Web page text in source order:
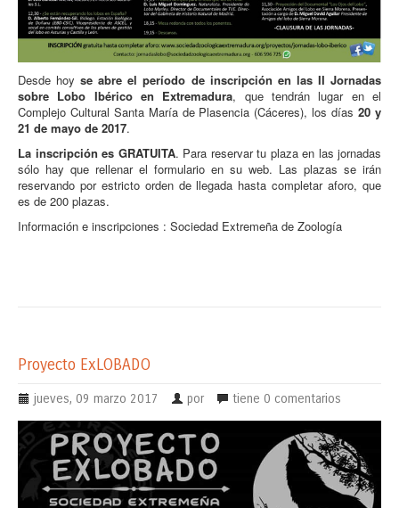
Desde hoyse abre el período de inscripción en las II Jornadas
sobre Lobo Ibérico en Extremadura, que tendrán lugar en el
Complejo Cultural Santa María de Plasencia (Cáceres), los días20 y
21 de mayo de 2017.
La inscripción es GRATUITA. Para reservar tu plaza en las jornadas
sólo hay que rellenar el formulario en su web. Las plazas se irán
reservando por estricto orden de llegada hasta completar aforo, que
es de 200 plazas.
Información e inscripciones : Sociedad Extremeña de Zoología
Proyecto ExLOBADO
jueves, 09 marzo 2017 por tiene 0 comentarios